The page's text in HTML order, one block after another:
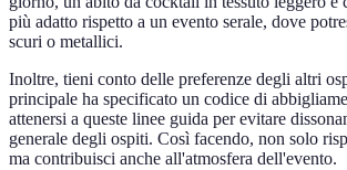
più adatto rispetto a un evento serale, dove
scuri o metallici.
Inoltre, tieni conto delle preferenze degli altri
principale ha specificato un codice di
attenersi a queste linee guida per evitare
generale degli ospiti. Così facendo, non solo
ma contribuisci anche all'atmosfera dell'evento.